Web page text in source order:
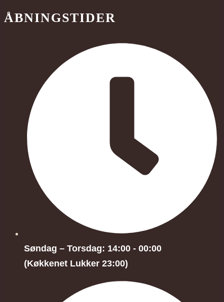
ÅBNINGSTIDER
Søndag – Torsdag: 14:00 - 00:00
(Køkkenet Lukker 23:00)